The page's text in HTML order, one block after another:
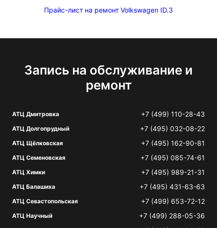
Прайс-лист на ремонт Volkswagen ID.3
Запись на обслуживание и
ремонт
АТЦ Дмитровка +7 (499) 110-28-43
АТЦ Долгопрудный +7 (495) 032-08-22
АТЦ Щёлковская +7 (495) 162-90-81
АТЦ Семеновская +7 (495) 085-74-61
АТЦ Химки +7 (495) 989-21-31
АТЦ Балашиха +7 (495) 431-63-63
АТЦ Севастопольская +7 (499) 653-72-12
АТЦ Научный +7 (499) 288-05-36